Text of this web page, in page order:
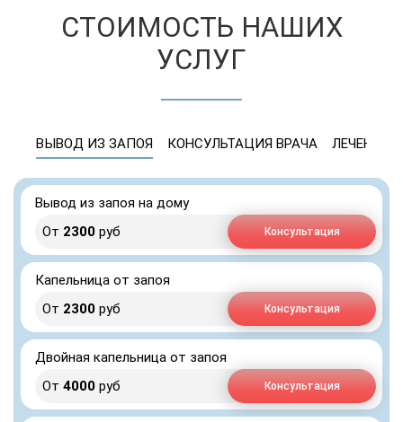
СТОИМОСТЬ НАШИХ
УСЛУГ
ВЫВОД ИЗ ЗАПОЯ КОНСУЛЬТАЦИЯ ВРАЧА ЛЕЧЕНИЕ
Вывод из запоя на дому
От 2300 руб Консультация
Капельница от запоя
От 2300 руб Консультация
Двойная капельница от запоя
От 4000 руб Консультация